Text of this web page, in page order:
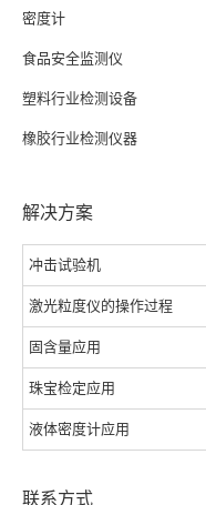
密度计
食品安全监测仪
塑料行业检测设备
橡胶行业检测仪器
解决方案
冲击试验机
激光粒度仪的操作过程
固含量应用
珠宝检定应用
液体密度计应用
联系方式